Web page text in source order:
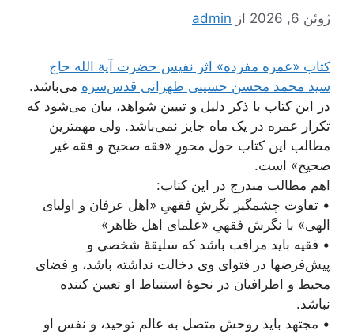
ژوئن 6, 2026 از admin
کتاب «عمره مفرده» اثر نفیس حضرت آیة الله حاج
سید محمد محسن حسینی طهرانی قدس‌سره می‌باشد.
در این کتاب با ذکر دلیل و تبیین شواهد، بیان می‌شود که
تکرار عمره در یک ماه جایز نمی‌باشد. ولی مهمترین
مطالب این کتاب حول محورِ «فقه صحیح و فقه غیر
صحیح» است.
اهم مطالب مندرج در این کتاب:
• تفاوت چشمگیرِ نگرشِ فقهیِ «اهل عرفان و اولیای
الهی» با نگرش فقهیِ «علمای اهل ظاهر»
• فقیه باید مراقب باشد که سلیقۀ شخصی و
پیش‌فرضها در فتوای وی دخالت نداشته باشد، و فضای
محیط و اطرافیان در نحوۀ استنباط او تعیین کننده
نباشد.
• مجتهد باید روحش متصل به عالم توحید، و نفس او